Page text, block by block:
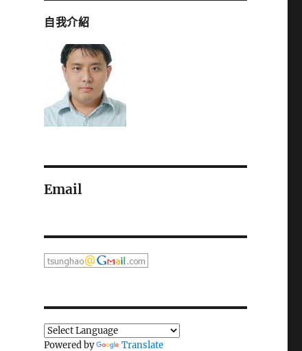
自我介紹
Email
Powered by Translate